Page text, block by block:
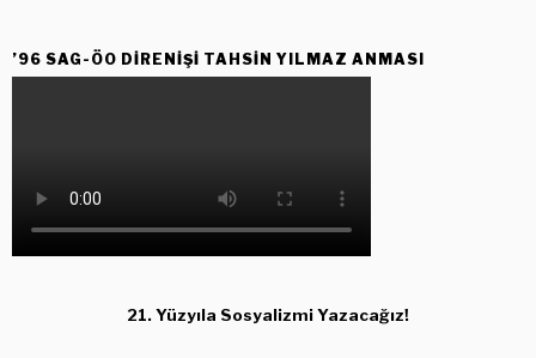
’96 SAG-ÖO DİRENİŞİ TAHSİN YILMAZ ANMASI
21. Yüzyıla Sosyalizmi Yazacağız!